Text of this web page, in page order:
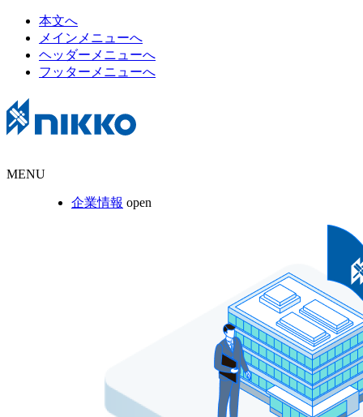
本文へ
メインメニューへ
ヘッダーメニューへ
フッターメニューへ
MENU
企業情報 open